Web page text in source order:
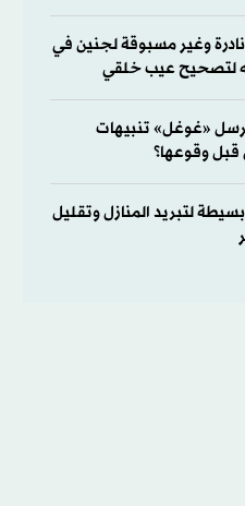
وغير مسبوقة لجنين في
لتصحيح عيب خلقي
«غوغل» تنبيهات
قبل وقوعها؟
لتبريد المنازل وتقليل